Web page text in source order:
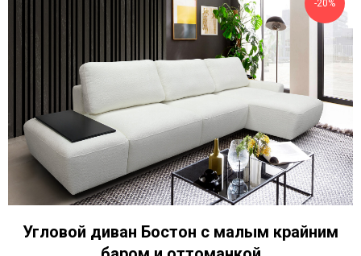
-20%
Угловой диван Бостон с малым крайним